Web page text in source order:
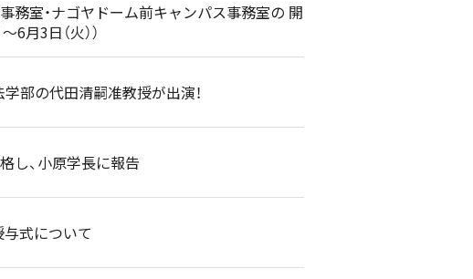
務室・ナゴヤドーム前キャンパス事務室の 開
月3日（火））
学部の代田清嗣准教授が出演！
し、小原学長に報告
与式について